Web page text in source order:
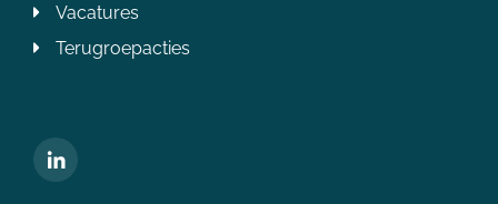
Vacatures
Terugroepacties